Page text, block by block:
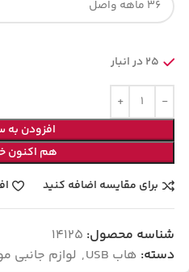
25 در انبار
افزودن به
هم اکنون
برای مقایسه اضافه کنید
شناسه محصول: 14125
دسته: هاب USB , لوازم جانبی